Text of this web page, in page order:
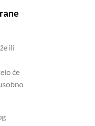
ili
će